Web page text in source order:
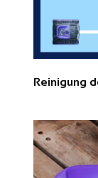
Reinigung